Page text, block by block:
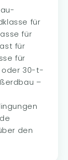
für
für
für
für
oder 30-t-
–
den